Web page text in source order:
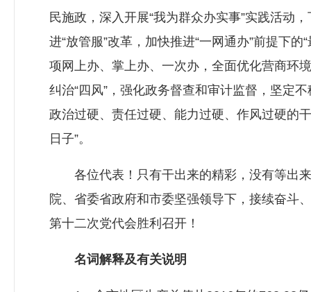
民施政，深入开展“我为群众办实事”实践活动
进“放管服”改革，加快推进“一网通办”前提下
项网上办、掌上办、一次办，全面优化营商环
纠治“四风”，强化政务督查和审计监督，坚定
政治过硬、责任过硬、能力过硬、作风过硬的
日子”。
各位代表！只有干出来的精彩，没有等出来
院、省委省政府和市委坚强领导下，接续奋斗
第十二次党代会胜利召开！
名词解释及有关说明